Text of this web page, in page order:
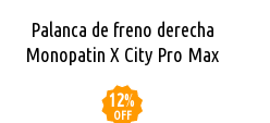
Palanca de freno derecha
Monopatin X City Pro Max
12%
OFF